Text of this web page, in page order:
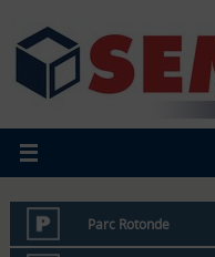
Parc Rotonde